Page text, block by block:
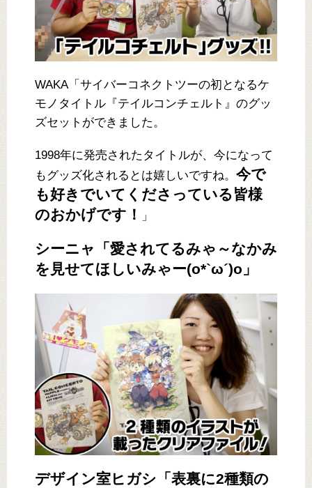
WAKA「サイバーコネクトツーの初となるケ
モノタイトル『テイルコンチェルト』のグッ
ズセットができました。
1998年に発売されたタイトルが、今になって
もグッズ化されるとは嬉しいですね。 今で
も好きでいてくださっている皆様
のおかげです！
」
シーニャ「愛されてるみゃ～なかみ
を見せてほしいみゃー(o*`ω´)o」
デザイン室ヒガシ「表裏に2種類の